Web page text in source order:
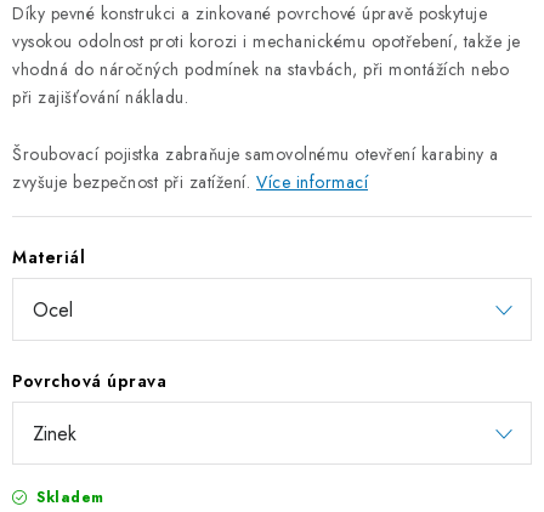
ZÁVLAČKY
TEXTILNÍ LANA
ZÁVĚSNÉ ŘETĚZY PRO KVĚTINÁČE
Úvod
Díky pevné konstrukci a zinkované povrchové úpravě poskytuje
vysokou odolnost proti korozi i mechanickému opotřebení, takže je
vhodná do náročných podmínek na stavbách, při montážích nebo
při zajišťování nákladu.
Šroubovací pojistka zabraňuje samovolnému otevření karabiny a
zvyšuje bezpečnost při zatížení. Více informací
Materiál
Povrchová úprava
Skladem